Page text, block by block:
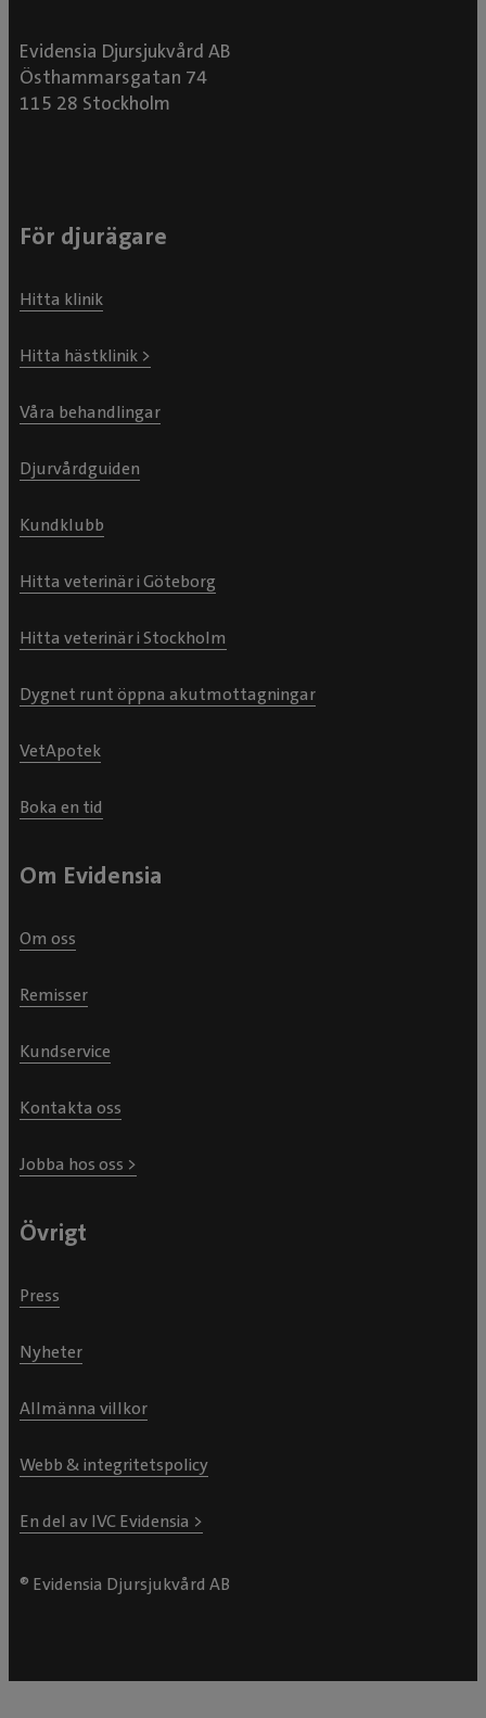
Evidensia Djursjukvård AB
Östhammarsgatan 74
115 28 Stockholm
För djurägare
Hitta klinik
Hitta hästklinik >
Våra behandlingar
Djurvårdguiden
Kundklubb
Hitta veterinär i Göteborg
Hitta veterinär i Stockholm
Dygnet runt öppna akutmottagningar
VetApotek
Boka en tid
Om Evidensia
Om oss
Remisser
Kundservice
Kontakta oss
Jobba hos oss >
Övrigt
Press
Nyheter
Allmänna villkor
Webb & integritetspolicy
En del av IVC Evidensia >
® Evidensia Djursjukvård AB